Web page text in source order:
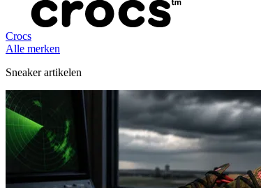
Crocs
Alle merken
Sneaker artikelen